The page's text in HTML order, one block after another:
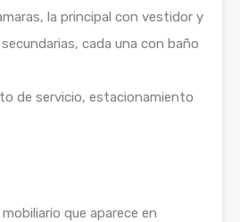
la principal con vestidor y
cada una con baño
de servicio, estacionamiento
que aparece en